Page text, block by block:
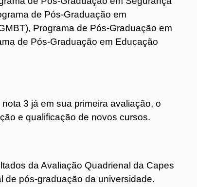
de Pós-Graduação em
Programa de Pós-Graduação em
de Pós-Graduação em Educação
3 já em sua primeira avaliação, o
e qualificação de novos cursos.
da Avaliação Quadrienal da Capes
de pós-graduação da universidade.